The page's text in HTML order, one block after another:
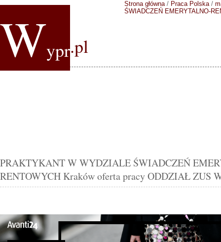
Wypr.pl
Strona główna/ Praca Polska/
ŚWIADCZEŃ EMERYTALNO-
PRAKTYKANT W WYDZIALE ŚWIADCZEŃ
RENTOWYCH Kraków oferta pracy ODDZIAŁ ZUS